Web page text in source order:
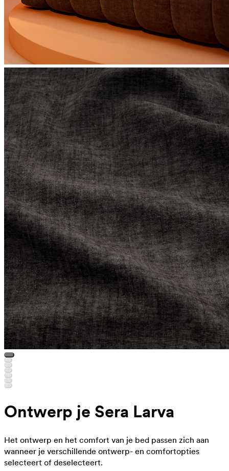
Ontwerp je Sera Larva
Het ontwerp en het comfort van je bed passen zich aan
wanneer je verschillende ontwerp- en comfortopties
selecteert of deselecteert.